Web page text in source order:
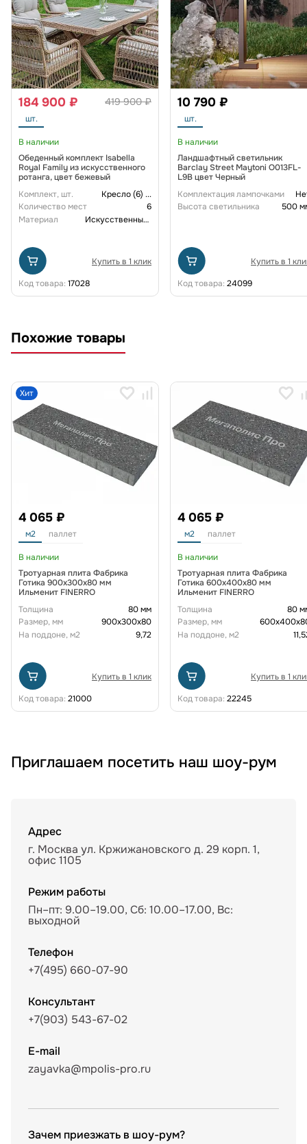
419 900 ₽
184 900 ₽
шт.
В наличии
Обеденный комплект Isabella
Royal Family из искусственного
ротанга, цвет бежевый
Комплект, шт.
Кресло (6) ...
Количество мест
6
Материал
Искусственный ротанг
Купить в 1 клик
Код товара: 17028
10 790 ₽
шт.
В наличии
Ландшафтный светильник
Barclay Street Maytoni O013FL-
L9B цвет Черный
Комплектация лампочками
Высота светильника
500
Купить в 1
Код товара: 24099
Похожие товары
Хит
4 065 ₽
м2 паллет
В наличии
Тротуарная плита Фабрика
Готика 900х300х80 мм
Ильменит FINERRO
Толщина
80 мм
Размер, мм
900x300x80
На поддоне, м2
9,72
Купить в 1 клик
Код товара: 21000
4 065 ₽
м2 паллет
В наличии
Тротуарная плита Фабрика
Готика 600х400х80 мм
Ильменит FINERRO
Толщина
80
Размер, мм
На поддоне, м2
Купить в 1
Код товара: 22245
Приглашаем посетить наш шоу-рум
Адрес
г. Москва ул. Кржижановского д. 29 корп. 1,
офис 1105
Режим работы
Пн–пт: 9.00–19.00, Сб: 10.00–17.00, Вс:
выходной
Телефон
+7(495) 660-07-90
Консультант
+7(903) 543-67-02
E-mail
zayavka@mpolis-pro.ru
Зачем приезжать в шоу-рум?